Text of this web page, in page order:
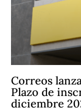
Correos
Plazo de
diciembre